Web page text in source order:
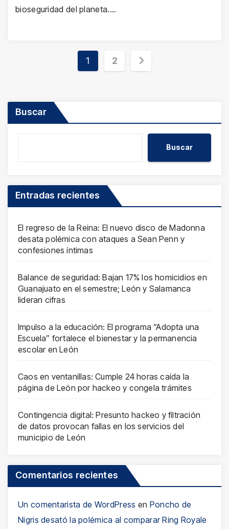
bioseguridad del planeta.…
Paginación
1 2
Buscar
Buscar
Entradas recientes
El regreso de la Reina: El nuevo disco de Madonna
desata polémica con ataques a Sean Penn y
confesiones íntimas
Balance de seguridad: Bajan 17% los homicidios en
Guanajuato en el semestre; León y Salamanca
lideran cifras
Impulso a la educación: El programa “Adopta una
Escuela” fortalece el bienestar y la permanencia
escolar en León
Caos en ventanillas: Cumple 24 horas caída la
página de León por hackeo y congela trámites
Contingencia digital: Presunto hackeo y filtración
de datos provocan fallas en los servicios del
municipio de León
Comentarios recientes
Un comentarista de WordPress en Poncho de
Nigris desató la polémica al comparar Ring Royale